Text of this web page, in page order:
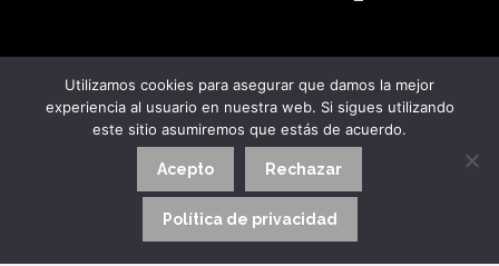
Aviso Legal|Política de Privacidad|Política de Cookies
Diseño Web Jaéncon ♥️ por Laudemmedia®
Utilizamos cookies para asegurar que damos la mejor
experiencia al usuario en nuestra web. Si sigues utilizando
este sitio asumiremos que estás de acuerdo.
Acepto Rechazar
Política de privacidad